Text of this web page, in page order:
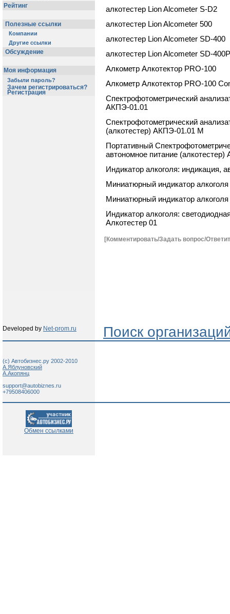
Рейтинг
Полезные ссылки
Компании
Другие ссылки
Обсуждение
Моя информация
Забыли пароль?
Зачем регистрироваться?
Регистрация
алкотестер Lion Alcometer S-D2
алкотестер Lion Alcometer 500
алкотестер Lion Alcometer SD-400
алкотестер Lion Alcometer SD-
Алкометр Алкотектор PRO-100
Алкометр Алкотектор PRO-100
Спектрофотометрический
АКПЭ-01.01
Спектрофотометрический
(алкотестер) АКПЭ-01.01 М
Портативный
автономное питание
Индикатор алкоголя: индикация,
Миниатюрный индикатор
Миниатюрный индикатор
Индикатор алкоголя:
Алкотестер 01
[Комментировать/Задать вопрос/
Developed by Net-prom.ru Поиск
(c) Автобизнес.ру 2002-2010
А.Яблуновский
А.Акопянц
support@autobiznes.ru
+79508406000
Обмен ссылками